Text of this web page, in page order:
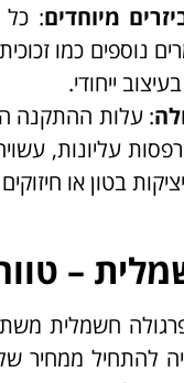
מיוחדים: כל
נוספים כמו
ייחודי.
: עלות ההתקנה
עליונות,
בטון או
–
חשמלית